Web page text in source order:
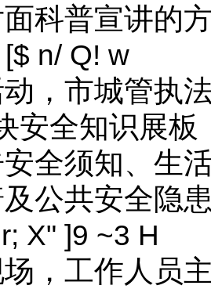
科普宣讲的
n/ Q! w
，市城管执
安全知识展
全须知、生
公共安全隐
X" ]9 ~3 H
，工作人员